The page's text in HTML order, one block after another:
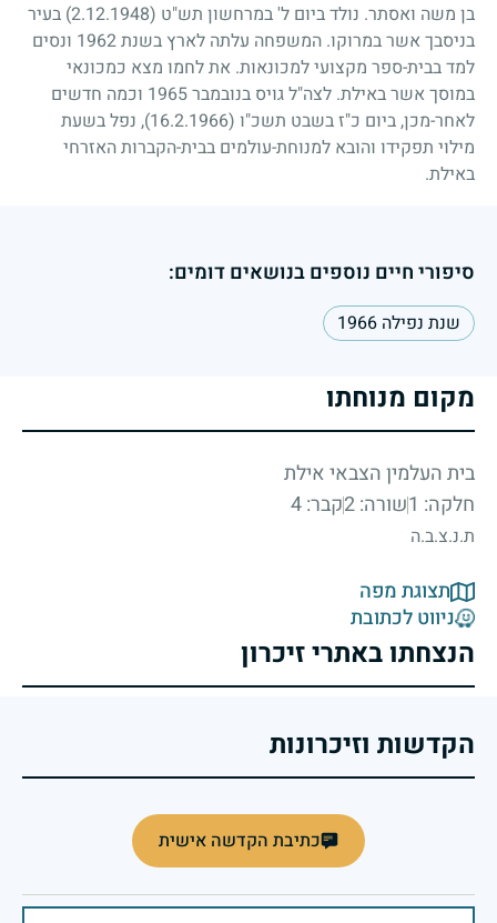
בן משה ואסתר. נולד ביום ל' במרחשון תש"ט (2.12.1948)
בעיר
בניסבך אשר במרוקו. המשפחה עלתה לארץ בשנת1962 ונסים
למד בבית-ספר מקצועי למכונאות. את לחמו מצא כמכונאי
במוסך אשר באילת. לצה"ל גויס בנובמבר1965 וכמה חדשים
לאחר-מכן, ביום כ"ז בשבט תשכ"ו (16.2.1966)
, נפל בשעת
מילוי תפקידו והובא למנוחת-עולמים בבית-הקברות האזרחי
באילת.
סיפורי חיים נוספים בנושאים דומים:
שנת נפילה 1966
מקום מנוחתו
בית העלמין הצבאי אילת
חלקה: 1
שורה: 2 קבר: 4
ת.נ.צ.ב.ה
תצוגת מפה
ניווט לכתובת
הנצחתו באתרי זיכרון
הקדשות וזיכרונות
כתיבת הקדשה אישית